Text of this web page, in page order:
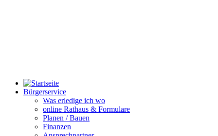
Bürgerservice
Was erledige ich wo
online Rathaus & Formulare
Planen / Bauen
Finanzen